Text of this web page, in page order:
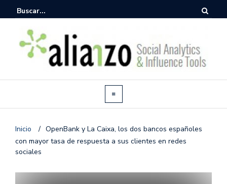
Inicio / OpenBank y La Caixa, los dos bancos españoles
con mayor tasa de respuesta a sus clientes en redes
sociales